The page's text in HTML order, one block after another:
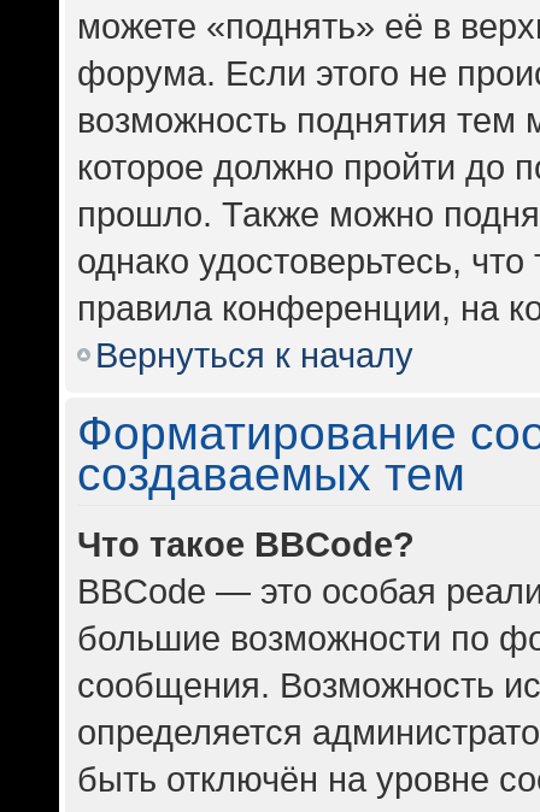
можете «поднять» её в
форума. Если этого не
возможность поднятия тем
которое должно пройти до
прошло. Также можно
однако удостоверьтесь,
правила конференции, на
Вернуться к началу
Форматирование
создаваемых тем
Что такое BBCode?
BBCode — это особая
большие возможности по
сообщения. Возможность
определяется
быть отключён на уровне